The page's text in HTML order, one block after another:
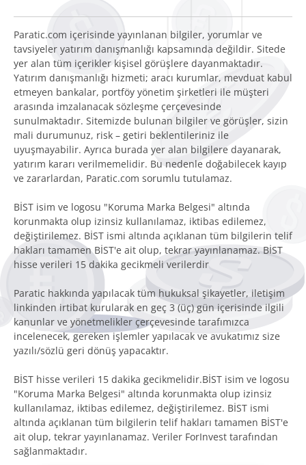
Paratic.com içerisinde yayınlanan bilgiler, yorumlar ve
tavsiyeler yatırım danışmanlığı kapsamında değildir. Sitede
yer alan tüm içerikler kişisel görüşlere dayanmaktadır.
Yatırım danışmanlığı hizmeti; aracı kurumlar, mevduat kabul
etmeyen bankalar, portföy yönetim şirketleri ile müşteri
arasında imzalanacak sözleşme çerçevesinde
sunulmaktadır. Sitemizde bulunan bilgiler ve görüşler, sizin
mali durumunuz, risk – getiri beklentileriniz ile
uyuşmayabilir. Ayrıca burada yer alan bilgilere dayanarak,
yatırım kararı verilmemelidir. Bu nedenle doğabilecek kayıp
ve zararlardan, Paratic.com sorumlu tutulamaz.
BİST isim ve logosu "Koruma Marka Belgesi" altında
korunmakta olup izinsiz kullanılamaz, iktibas edilemez,
değiştirilemez. BİST ismi altında açıklanan tüm bilgilerin telif
hakları tamamen BİST'e ait olup, tekrar yayınlanamaz. BİST
hisse verileri 15 dakika gecikmeli verilerdir
Paratic hakkında yapılacak tüm hukuksal şikayetler, iletişim
linkinden irtibat kurularak en geç 3 (üç) gün içerisinde ilgili
kanunlar ve yönetmelikler çerçevesinde tarafımızca
incelenecek, gereken işlemler yapılacak ve avukatımız size
yazılı/sözlü geri dönüş yapacaktır.
BİST hisse verileri 15 dakika gecikmelidir.BİST isim ve logosu
"Koruma Marka Belgesi" altında korunmakta olup izinsiz
kullanılamaz, iktibas edilemez, değiştirilemez. BİST ismi
altında açıklanan tüm bilgilerin telif hakları tamamen BİST'e
ait olup, tekrar yayınlanamaz. Veriler ForInvest tarafından
sağlanmaktadır.